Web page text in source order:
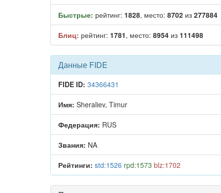
Быстрые: рейтинг: 1828, место: 8702 из 277884
Блиц: рейтинг: 1781, место: 8954 из 111498
Данные FIDE
FIDE ID: 34366431
Имя: Sheraliev, Timur
Федерация: RUS
Звания: NA
Рейтинги: std:1526 rpd:1573 blz:1702